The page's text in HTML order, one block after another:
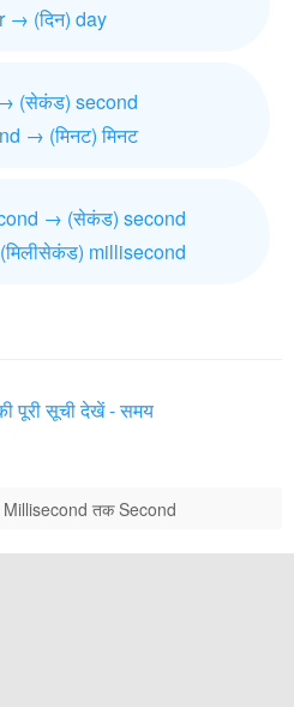
→ (दिन) day
→ (सेकंड) second
→ (मिनट) मिनट
→ (सेकंड) second
millisecond
पूरी सूची देखें - समय
Millisecond तक Second